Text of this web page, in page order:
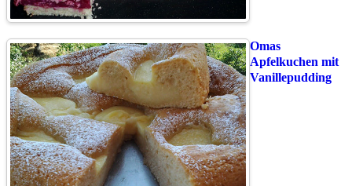
Omas
Apfelkuchen mit
Vanillepudding